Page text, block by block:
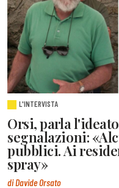
L'INTERVISTA
Orsi, parla
segnalazioni:
pubblici. Ai
spray»
di Davide Orsato